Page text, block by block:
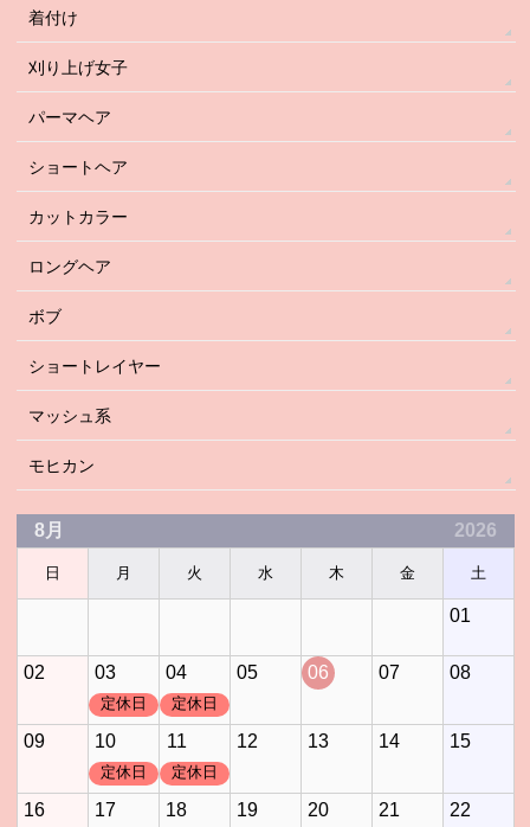
着付け
刈り上げ女子
パーマヘア
ショートヘア
カットカラー
ロングヘア
ボブ
ショートレイヤー
マッシュ系
モヒカン
8月 2026
日 月 火 水 木 金 土
01
02 03
定休日
04
定休日
05 06 07 08
09 10
定休日
11
定休日
12 13 14 15
16 17 18 19 20 21 22